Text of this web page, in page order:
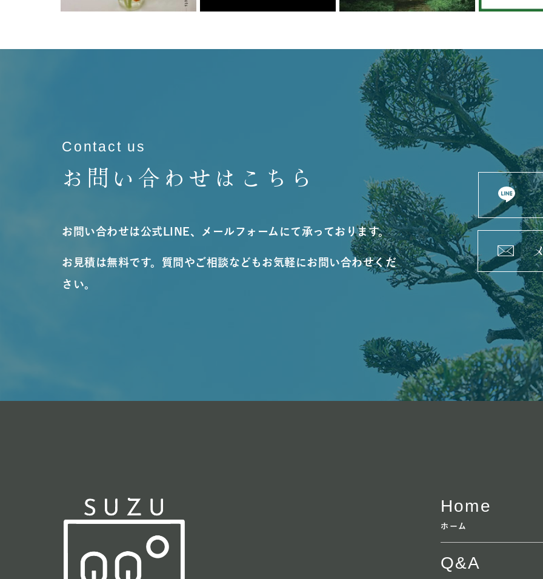
Contact us
お問い合わせはこちら
お問い合わせは公式LINE、メールフォームにて承っております。
お見積は無料です。質問やご相談などもお気軽にお問い合わせくだ
さい。
Home
ホーム
Q&A